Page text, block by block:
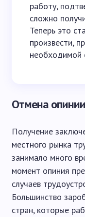
работу,
сложно
Теперь это
произвести,
необходимой
Отмена опинии
Получение
местного рынка
занимало много
момент опиния
случаев
Большинство
стран, которые